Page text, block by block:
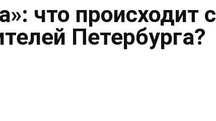
что происходит с
Петербурга?